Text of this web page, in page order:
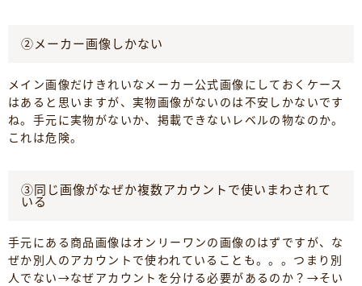
②メーカー画像しかない
メイン画像だけきれいなメーカー公式画像にしておくケース
はあると思いますが、実物画像がないのは不安しかないです
ね。手元に実物がないか、掲載できないレベルの物なのか。
これは危険。
③同じ画像がなぜか複数アカウントで使いまわされて
いる
手元にある商品画像はオンリーワンの画像のはずですが、な
ぜか別人のアカウントで使われていることも。。。つまり別
人でない→なぜアカウントを分ける必要があるのか？→そい